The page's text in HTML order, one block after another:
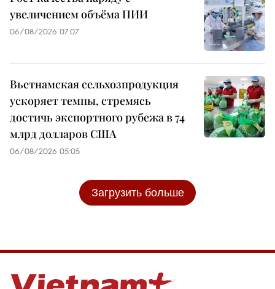
увеличением объёма ПИИ
06/08/2026 07:07
Вьетнамская сельхозпродукция
ускоряет темпы, стремясь
достичь экспортного рубежа в 74
млрд долларов США
06/08/2026 05:05
Загрузить больше